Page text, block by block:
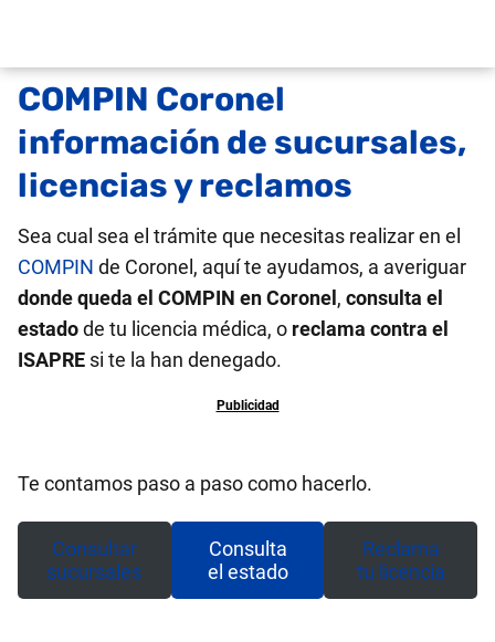
COMPIN Coronel
información de sucursales,
licencias y reclamos
Sea cual sea el trámite que necesitas realizar en el
COMPIN de Coronel, aquí te ayudamos, a averiguar
donde queda el COMPIN en Coronel, consulta el
estadode tu licencia médica, o reclama contra el
ISAPRE si te la han denegado.
Te contamos paso a paso como hacerlo.
Consultar
sucursales
Consulta
el estado
Reclama
tu licencia